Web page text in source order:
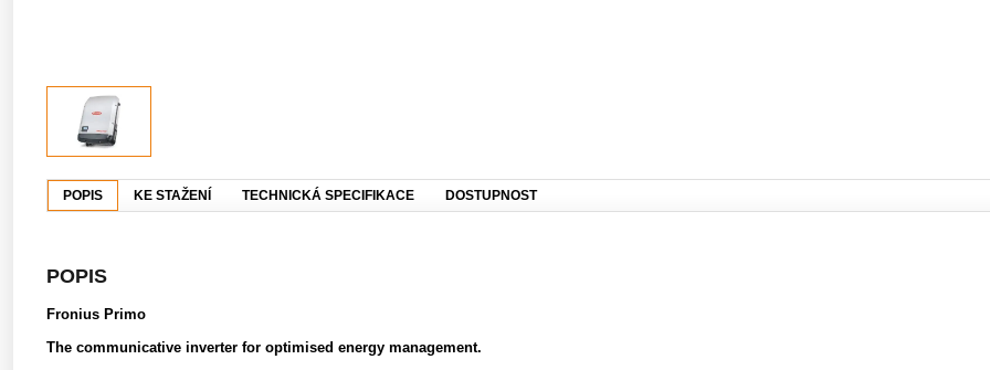
POPIS KE STAŽENÍ TECHNICKÁ SPECIFIKACE DOSTUPNOST
POPIS
Fronius Primo
The communicative inverter for optimised energy management.